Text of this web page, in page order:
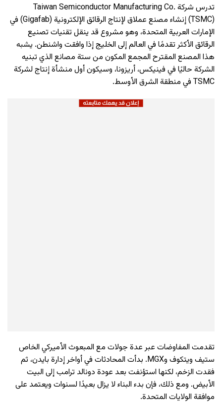
تدرس شركة Taiwan Semiconductor Manufacturing Co.
(TSMC) إنشاء مصنع عملاق لإنتاج الرقائق الإلكترونية (Gigafab) في
الإمارات العربية المتحدة، وهو مشروع قد ينقل تقنيات تصنيع
الرقائق الأكثر تقدمًا في العالم إلى الخليج إذا وافقت واشنطن. يشبه
هذا المصنع المقترح المجمع المكون من ستة مصانع الذي تبنيه
الشركة حاليًا في فينيكس، أريزونا، وسيكون أول منشأة إنتاج لشركة
TSMC في منطقة الشرق الأوسط.
تقدمت المفاوضات عبر عدة جولات مع المبعوث الأميركي الخاص
ستيف ويتكوف وMGX. بدأت المحادثات في أواخر إدارة بايدن، ثم
فقدت الزخم، لكنها استؤنفت بعد عودة دونالد ترامب إلى البيت
الأبيض. ومع ذلك، فإن بدء البناء لا يزال بعيدًا لسنوات ويعتمد على
موافقة الولايات المتحدة.